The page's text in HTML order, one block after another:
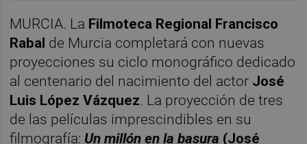
MURCIA. La Filmoteca Regional Francisco
Rabal de Murcia completará con nuevas
proyecciones su ciclo monográfico dedicado
al centenario del nacimiento del actor José
Luis López Vázquez. La proyección de tres
de las películas imprescindibles en su
filmografía: Un millón en la basura (José